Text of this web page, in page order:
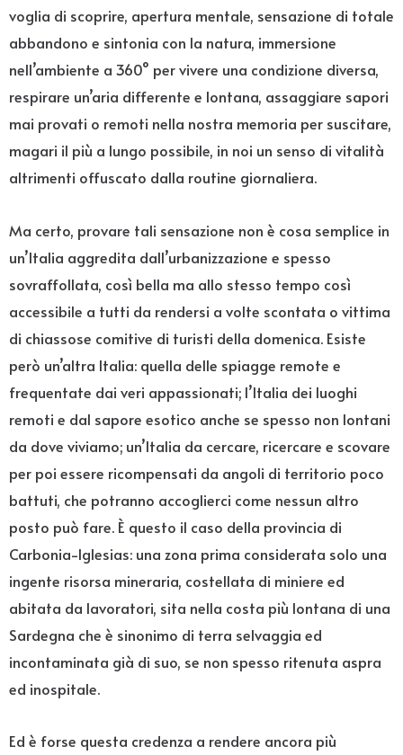
voglia di scoprire, apertura mentale, sensazione di totale
abbandono e sintonia con la natura, immersione
nell’ambiente a 360° per vivere una condizione diversa,
respirare un’aria differente e lontana, assaggiare sapori
mai provati o remoti nella nostra memoria per suscitare,
magari il più a lungo possibile, in noi un senso di vitalità
altrimenti offuscato dalla routine giornaliera.
Ma certo, provare tali sensazione non è cosa semplice in
un’Italia aggredita dall’urbanizzazione e spesso
sovraffollata, così bella ma allo stesso tempo così
accessibile a tutti da rendersi a volte scontata o vittima
di chiassose comitive di turisti della domenica. Esiste
però un’altra Italia: quella delle spiagge remote e
frequentate dai veri appassionati; l’Italia dei luoghi
remoti e dal sapore esotico anche se spesso non lontani
da dove viviamo; un’Italia da cercare, ricercare e scovare
per poi essere ricompensati da angoli di territorio poco
battuti, che potranno accoglierci come nessun altro
posto può fare. È questo il caso della provincia di
Carbonia-Iglesias: una zona prima considerata solo una
ingente risorsa mineraria, costellata di miniere ed
abitata da lavoratori, sita nella costa più lontana di una
Sardegna che è sinonimo di terra selvaggia ed
incontaminata già di suo, se non spesso ritenuta aspra
ed inospitale.
Ed è forse questa credenza a rendere ancora più